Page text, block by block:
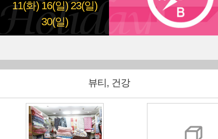
11(화) 16(일) 23(일)
30(일)
뷰티, 건강